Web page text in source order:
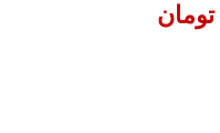
تومان